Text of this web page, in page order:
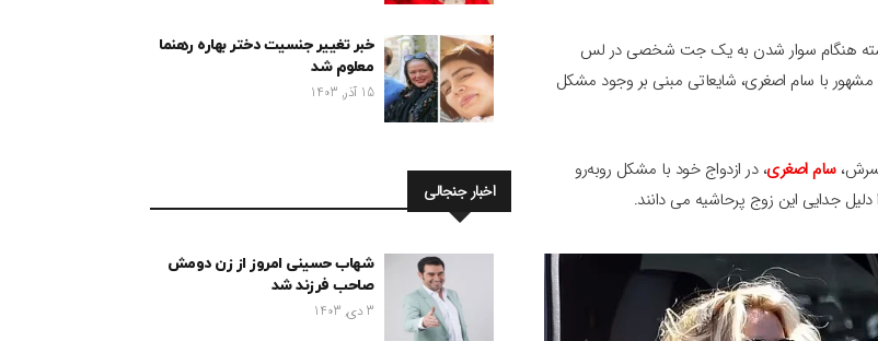
گذشته هنگام سوار شدن به یک جت شخصی در لس
پس از ازدواج این خواننده مشهور با سام اصغری، شایعاتی مبنی بر وجود مشکل
سام اصغری، در ازدواج خود با مشکل روبه‌رو
جدایی این زوج پرحاشیه می دانند.
خبر تغییر جنسیت دختر بهاره رهنما
معلوم شد
15 آذر, 1403
اخبار جنجالی
شهاب حسینی امروز از زن دومش
صاحب فرزند شد
3 دی, 1403